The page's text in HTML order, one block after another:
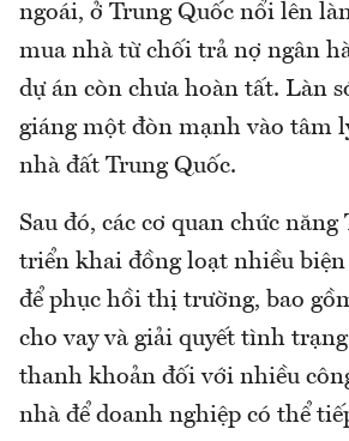
ngoái, ở Trung Quốc nổi lên
mua nhà từ chối trả nợ ngân
dự án còn chưa hoàn tất. Làn
giáng một đòn mạnh vào tâm
nhà đất Trung Quốc.
Sau đó, các cơ quan chức năng
triển khai đồng loạt nhiều
để phục hồi thị trường, bao
cho vay và giải quyết tình
thanh khoản đối với nhiều
nhà để doanh nghiệp có thể